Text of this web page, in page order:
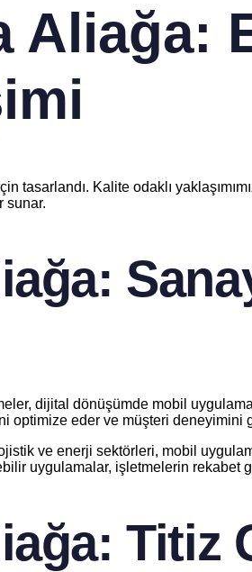
Aliağa:
Kalite odaklı
sunar.
dijital dönüşümde mobil
optimize eder ve müşteri deneyimini
ve enerji sektörleri, mobil
uygulamalar, işletmelerin rekabet
Titiz